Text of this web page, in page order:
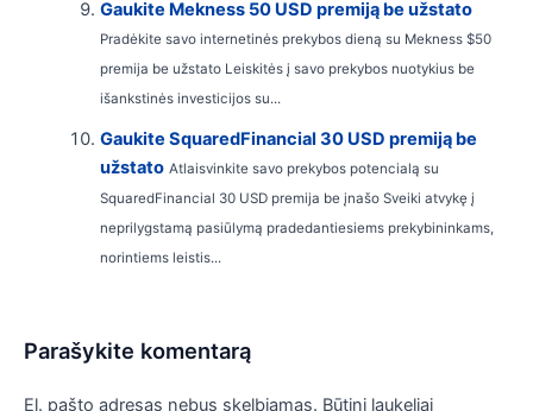
Gaukite Mekness 50 USD premiją be užstato
Pradėkite savo internetinės prekybos dieną su Mekness $50
premija be užstato Leiskitės į savo prekybos nuotykius be
išankstinės investicijos su...
Gaukite SquaredFinancial 30 USD premiją be
užstato Atlaisvinkite savo prekybos potencialą su
SquaredFinancial 30 USD premija be įnašo Sveiki atvykę į
neprilygstamą pasiūlymą pradedantiesiems prekybininkams,
norintiems leistis...
Parašykite komentarą
El. pašto adresas nebus skelbiamas. Būtini laukeliai